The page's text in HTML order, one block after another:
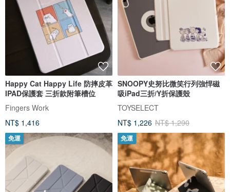
Happy Cat Happy Life 防摔皮革
IPAD保護套 三折款附筆槽位
Fingers Work
NT$ 1,416
SNOOPY史努比微笑行列強悍磁
吸iPad三折/Y折保護殼
TOYSELECT
NT$ 1,226 NT$ 1,290
免運 免運